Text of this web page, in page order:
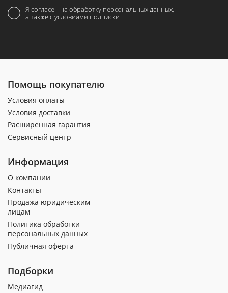
Я согласен на обработку персональных данных,
а также с условиями подписки
Помощь покупателю
Условия оплаты
Условия доставки
Расширенная гарантия
Сервисный центр
Информация
О компании
Контакты
Продажа юридическим
лицам
Политика обработки
персональных данных
Публичная оферта
Подборки
Медиагид